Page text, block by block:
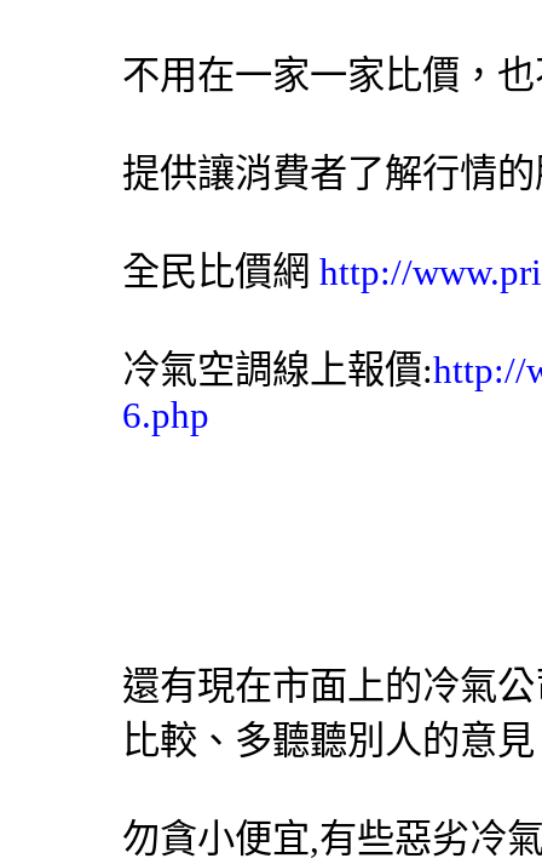
不用在一家一家比價，
提供讓消費者了解行情
全民比價網 http://
冷氣空調線上報價:http://
6.php
還有現在市面上的冷氣
比較、多聽聽別人的意見
勿貪小便宜,有些惡劣冷